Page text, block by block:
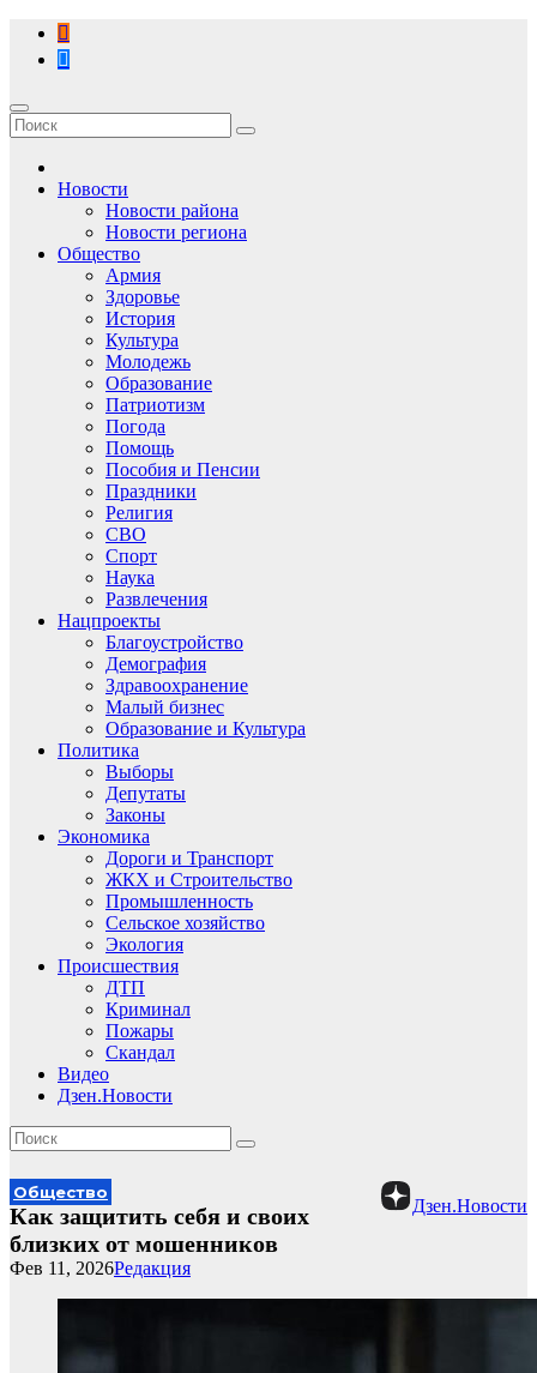
Перейти
содержимому
Новости
Новости района
Новости региона
Общество
Армия
Здоровье
История
Культура
Молодежь
Образование
Патриотизм
Погода
Помощь
Пособия и Пенсии
Праздники
Религия
СВО
Спорт
Наука
Развлечения
Нацпроекты
Благоустройство
Демография
Здравоохранение
Малый бизнес
Образование и Культура
Политика
Выборы
Депутаты
Законы
Экономика
Дороги и Транспорт
ЖКХ и Строительство
Промышленность
Сельское хозяйство
Экология
Происшествия
ДТП
Криминал
Пожары
Скандал
Видео
Дзен.Новости
Дзен.Новости
Общество
Как защитить себя и своих
близких от мошенников
Редакция
Фев 11, 2026